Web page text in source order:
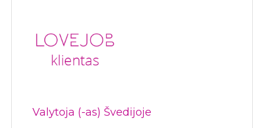
Valytoja (-as) Švedijoje